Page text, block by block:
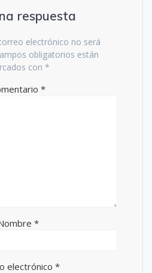
respuesta
electrónico no será
obligatorios están
con *
*
*
electrónico *